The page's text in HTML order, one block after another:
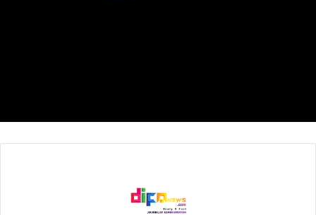
Di kesempatan yang sama, Ketua Komite Penanganan